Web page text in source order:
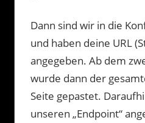
Dann sind wir in die
und haben deine URL
angegeben. Ab dem
wurde dann der
Seite gepastet.
unseren „Endpoint“